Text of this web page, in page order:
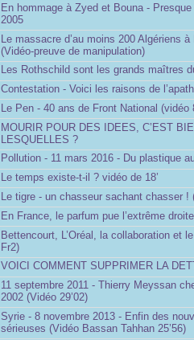
En hommage à Zyed et Bouna -
2005
Le massacre d’au moins 200 Algériens
(Vidéo-preuve de manipulation)
Les Rothschild sont les grands maîtres
Contestation - Voici les raisons de
Le Pen - 40 ans de Front National (vidéo
MOURIR POUR DES IDEES, C’EST
LESQUELLES ?
Pollution - 11 mars 2016 - Du plastique
Le temps existe-t-il ? vidéo de 18’
Le tigre - un chasseur sachant chasser !
En France, le parfum pue l’extrême droite
Bettencourt, L’Oréal, la collaboration et
Fr2)
VOICI COMMENT SUPPRIMER LA
11 septembre 2011 - Thierry Meyssan
2002 (Vidéo 29’02)
Syrie - 8 novembre 2013 - Enfin des
sérieuses (Vidéo Bassan Tahhan 25’56)